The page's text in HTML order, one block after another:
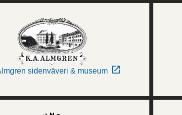
sidenväveri & museum